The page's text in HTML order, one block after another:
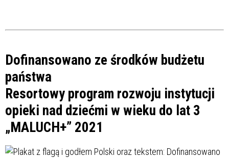
Dofinansowano ze środków budżetu
państwa
Resortowy program rozwoju instytucji
opieki nad dziećmi w wieku do lat 3
„MALUCH+” 2021